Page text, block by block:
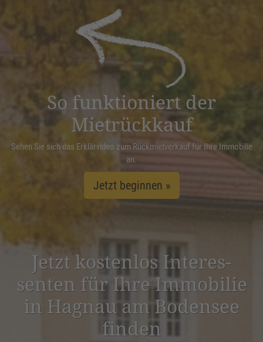
powered by
Management Platform
So funktioniert der
Mietrückkauf
Sehen Sie sich das Erklärvideo zum Rückmietverkauf für Ihre Immobilie
an.
Jetzt beginnen »
Jetzt kostenlos Inter­es­
senten für Ihre Immobilie
in Hagnau am Bodensee
finden